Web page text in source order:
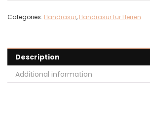
Categories: Handrasur, Handrasur für Herren
Description
Additional information